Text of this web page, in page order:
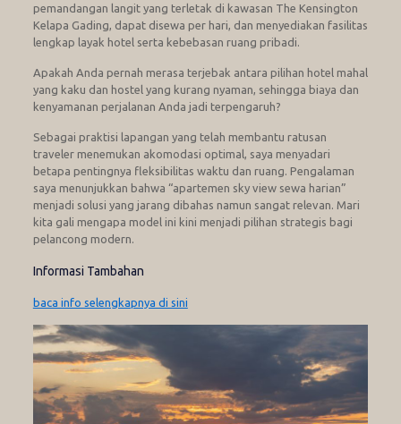
pemandangan langit yang terletak di kawasan The Kensington
Kelapa Gading, dapat disewa per hari, dan menyediakan fasilitas
lengkap layak hotel serta kebebasan ruang pribadi.
Apakah Anda pernah merasa terjebak antara pilihan hotel mahal
yang kaku dan hostel yang kurang nyaman, sehingga biaya dan
kenyamanan perjalanan Anda jadi terpengaruh?
Sebagai praktisi lapangan yang telah membantu ratusan
traveler menemukan akomodasi optimal, saya menyadari
betapa pentingnya fleksibilitas waktu dan ruang. Pengalaman
saya menunjukkan bahwa “apartemen sky view sewa harian”
menjadi solusi yang jarang dibahas namun sangat relevan. Mari
kita gali mengapa model ini kini menjadi pilihan strategis bagi
pelancong modern.
Informasi Tambahan
baca info selengkapnya di sini